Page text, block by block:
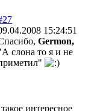
15:24:51
Germon,
слона то я и не
интересное